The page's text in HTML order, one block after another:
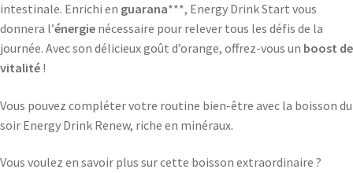
intestinale. Enrichi en guarana***, Energy Drink Start vous
donnera l’énergie nécessaire pour relever tous les défis de la
journée. Avec son délicieux goût d’orange, offrez-vous un boost de
vitalité !
Vous pouvez compléter votre routine bien-être avec la boisson du
soir Energy Drink Renew, riche en minéraux.
Vous voulez en savoir plus sur cette boisson extraordinaire ?